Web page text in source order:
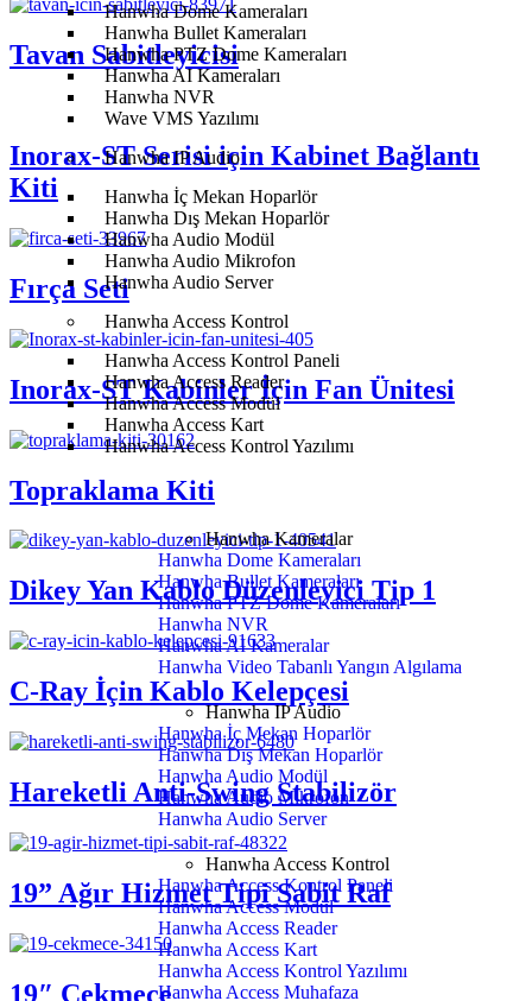
Hanwha Dome Kameraları
Hanwha Bullet Kameraları
Hanwha PTZ Dome Kameraları
Hanwha AI Kameraları
Hanwha NVR
Wave VMS Yazılımı
Hanwha IP Audio
Hanwha İç Mekan Hoparlör
Hanwha Dış Mekan Hoparlör
Hanwha Audio Modül
Hanwha Audio Mikrofon
Hanwha Audio Server
Hanwha Access Kontrol
Hanwha Access Kontrol Paneli
Hanwha Access Reader
Hanwha Access Modül
Hanwha Access Kart
Hanwha Access Kontrol Yazılımı
Hanwha Kameralar
Hanwha Dome Kameraları
Hanwha Bullet Kameraları
Hanwha PTZ Dome Kameraları
Hanwha NVR
Hanwha AI Kameralar
Hanwha Video Tabanlı Yangın Algılama
Hanwha IP Audio
Hanwha İç Mekan Hoparlör
Hanwha Dış Mekan Hoparlör
Hanwha Audio Modül
Hanwha Audio Mikrofon
Hanwha Audio Server
Hanwha Access Kontrol
Hanwha Access Kontrol Paneli
Hanwha Access Modül
Hanwha Access Reader
Hanwha Access Kart
Hanwha Access Kontrol Yazılımı
Hanwha Access Muhafaza
Tavan Sabitleyicisi
Inorax-ST Serisi için Kabinet Bağlantı
Kiti
Fırça Seti
Inorax-ST Kabinler İçin Fan Ünitesi
Topraklama Kiti
Dikey Yan Kablo Düzenleyici Tip 1
C-Ray İçin Kablo Kelepçesi
Hareketli Anti-Swing Stabilizör
19” Ağır Hizmet Tipi Sabit Raf
19″ Çekmece